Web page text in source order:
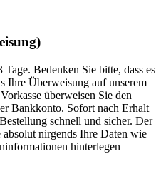
Bedenken Sie bitte, dass es
Ihre Überweisung auf unserem
überweisen Sie den
Bankkonto. Sofort nach Erhalt
schnell und sicher. Der
nirgends Ihre Daten wie
hinterlegen